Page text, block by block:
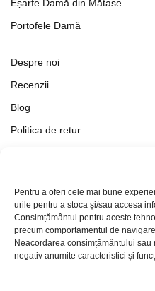
Pentru a oferi cele mai bune
urile pentru a stoca și/sau accesa
Consimțământul pentru aceste
precum comportamentul de
Neacordarea consimțământului
negativ anumite caracteristici și
Eșarfe Damă din Mătase
Portofele Damă
Despre noi
Recenzii
Blog
Politica de retur
Politica de Confidențialitate
Politica de cookies
Setări Cookie-uri
Contact